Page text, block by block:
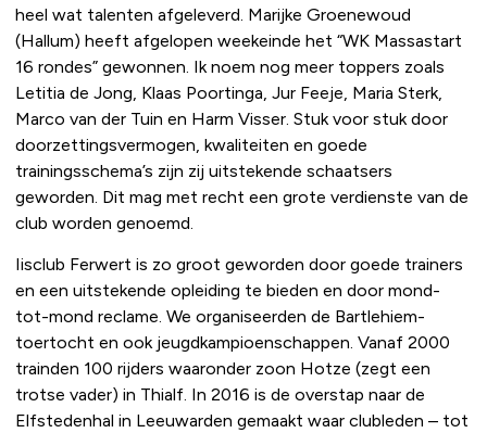
heel wat talenten afgeleverd. Marijke Groenewoud
(Hallum) heeft afgelopen weekeinde het “WK Massastart
16 rondes” gewonnen. Ik noem nog meer toppers zoals
Letitia de Jong, Klaas Poortinga, Jur Feeje, Maria Sterk,
Marco van der Tuin en Harm Visser. Stuk voor stuk door
doorzettingsvermogen, kwaliteiten en goede
trainingsschema’s zijn zij uitstekende schaatsers
geworden. Dit mag met recht een grote verdienste van de
club worden genoemd.
Iisclub Ferwert is zo groot geworden door goede trainers
en een uitstekende opleiding te bieden en door mond-
tot-mond reclame. We organiseerden de Bartlehiem-
toertocht en ook jeugdkampioenschappen. Vanaf 2000
trainden 100 rijders waaronder zoon Hotze (zegt een
trotse vader) in Thialf. In 2016 is de overstap naar de
Elfstedenhal in Leeuwarden gemaakt waar clubleden – tot